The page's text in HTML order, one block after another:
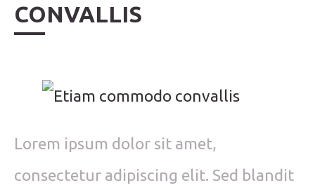
CONVALLIS
Lorem ipsum dolor sit amet,
consectetur adipiscing elit. Sed blandit